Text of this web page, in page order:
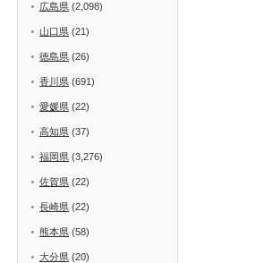
広島県 (2,098)
山口県 (21)
徳島県 (26)
香川県 (691)
愛媛県 (22)
高知県 (37)
福岡県 (3,276)
佐賀県 (22)
長崎県 (22)
熊本県 (58)
大分県 (20)